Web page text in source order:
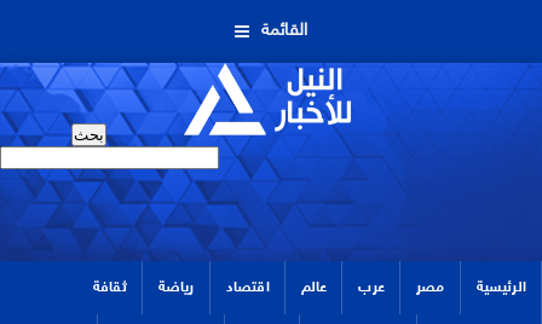
القائمة
الرئيسية مصر عرب عالم اقتصاد رياضة ثقافة